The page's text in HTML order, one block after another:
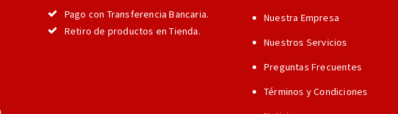
Pago con Transferencia Bancaria.
Retiro de productos en Tienda.
Nuestra Empresa
Nuestros Servicios
Preguntas Frecuentes
Términos y Condiciones